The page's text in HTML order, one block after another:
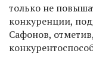
только не
конкуренции,
Сафонов,